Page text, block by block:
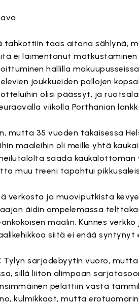
tahkottiin taas aitona sählynä,
ei laimentanut
hallilla
joukkueiden pallojen
olisi päässyt, ja
viikolla Porthanian
mutta 35 vuoden takaisessa
maaleihin oli meille yhtä
saada kaukalottoman
muu treeni tapahtui
verkosta ja muoviputkista
äidin ompelemassa
maalin. Kunnes
siitä ei enää syntynyt
Tylyn sarjadebyytin vuoro,
sillä liiton alimpaan
pelattiin vasta
kulmikkaat, mutta